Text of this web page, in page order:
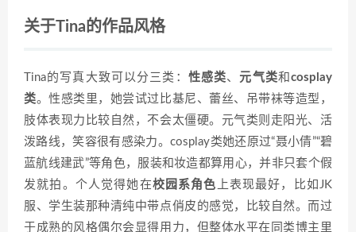
关于Tina的作品风格
Tina的写真大致可以分三类： 性感类、 元气类和cosplay
类。性感类里，她尝试过比基尼、蕾丝、吊带袜等造型，
肢体表现力比较自然，不会太僵硬。元气类则走阳光、活
泼路线，笑容很有感染力。cosplay类她还原过“聂小倩”“碧
蓝航线建武”等角色，服装和妆造都算用心，并非只套个假
发就拍。个人觉得她在校园系角色 上表现最好，比如JK
服、学生装那种清纯中带点俏皮的感觉，比较自然。而过
于成熟的风格偶尔会显得用力，但整体水平在同类博主里